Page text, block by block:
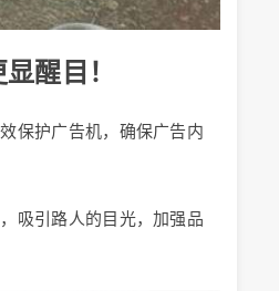
醒目！
保护广告机，确保广告内
吸引路人的目光，加强品